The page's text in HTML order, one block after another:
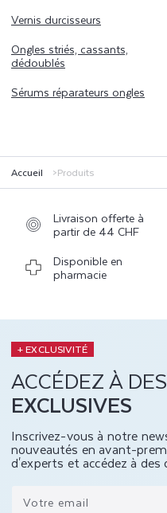
Vernis durcisseurs
Ongles striés, cassants,
dédoublés
Sérums réparateurs ongles
Accueil Produits
Livraison offerte à
partir de 44 CHF
Disponible en
pharmacie
+ EXCLUSIVITÉ
ACCÉDEZ À DES
EXCLUSIVES
Inscrivez-vous à notre
nouveautés en avant-
d'experts et accédez à des
Votre email